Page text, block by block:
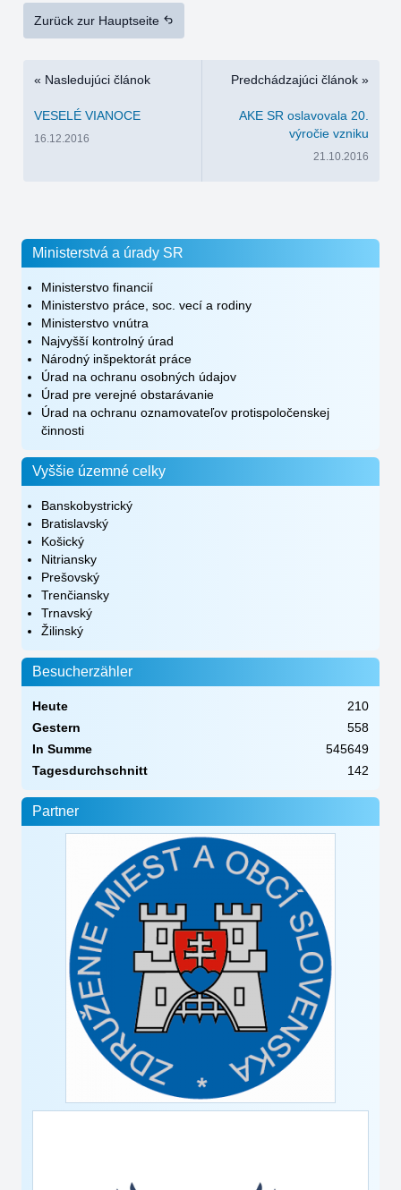
Ministerstvá a úrady SR
Ministerstvo financií
Ministerstvo práce, soc. vecí a rodiny
Ministerstvo vnútra
Najvyšší kontrolný úrad
Národný inšpektorát práce
Úrad na ochranu osobných údajov
Úrad pre verejné obstarávanie
Úrad na ochranu oznamovateľov protispoločenskej
činnosti
Vyššie územné celky
Banskobystrický
Bratislavský
Košický
Nitriansky
Prešovský
Trenčiansky
Trnavský
Žilinský
Besucherzähler
Heute
210
Gestern
558
In Summe
545649
Tagesdurchschnitt
142
Zurück zur Hauptseite
« Nasledujúci článok
VESELÉ VIANOCE
16.12.2016
Predchádzajúci článok »
AKE SR oslavovala 20.
výročie vzniku
21.10.2016
Partner